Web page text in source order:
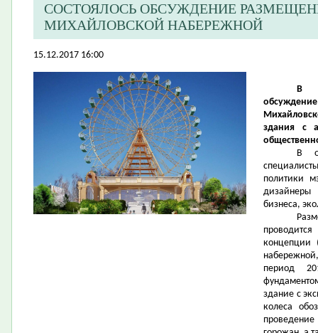
СОСТОЯЛОСЬ ОБСУЖДЕНИЕ
МИХАЙЛОВСКОЙ НАБЕРЕЖНОЙ
15.12.2017 16:00
В
здания с
В
политики
дизайнеры
бизнеса,
концепции
период
здание с
колеса